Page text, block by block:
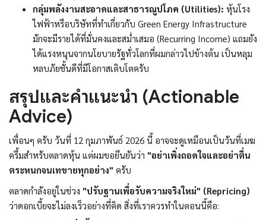
กลุ่มพลังงานสะอาดและสาธารณูปโภค (Utilities): หุ้นโรง
ไฟฟ้าหรือบริษัทที่ทำเกี่ยวกับ Green Energy Infrastructure
มักจะมีรายได้ที่มั่นคงและสม่ำเสมอ (Recurring Income) แถมยัง
ได้แรงหนุนจากนโยบายรัฐทั่วโลกที่ผมกล่าวไปข้างต้น เป็นหลุม
หลบภัยชั้นดีที่มีโอกาสเติบโตครับ
สรุปและคำแนะนำ (Actionable
Advice)
เพื่อนๆ ครับ วันที่ 12 กุมภาพันธ์ 2026 นี้ อาจจะดูเหมือนเป็นวันที่เมฆ
ครึ้มสำหรับตลาดหุ้น แต่ผมขอยืนยันว่า "อย่าเพิ่งถอดใจและอย่าตื่น
ตระหนกจนเทขายทุกอย่าง" ครับ
ตลาดกำลังอยู่ในช่วง "ปรับฐานเพื่อรับความจริงใหม่" (Repricing)
ว่าดอกเบี้ยจะไม่ลงเร็วอย่างที่คิด สิ่งที่เราควรทำในตอนนี้คือ: